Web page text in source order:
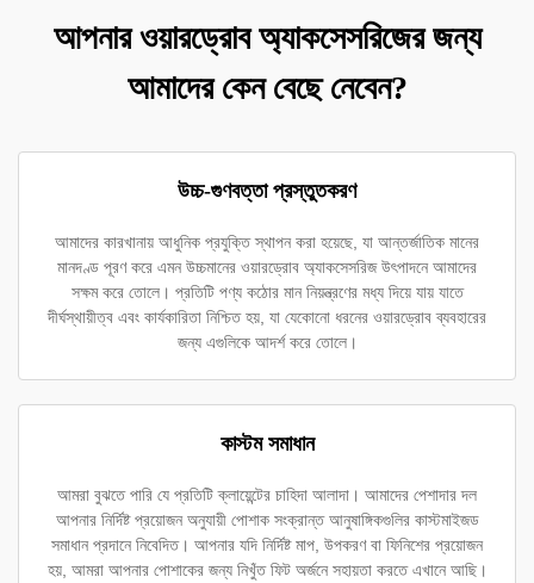
আপনার ওয়ারড্রোব অ্যাকসেসরিজের জন্য
আমাদের কেন বেছে নেবেন?
উচ্চ-গুণবত্তা প্রস্তুতকরণ
আমাদের কারখানায় আধুনিক প্রযুক্তি স্থাপন করা হয়েছে, যা আন্তর্জাতিক মানের
মানদণ্ড পূরণ করে এমন উচ্চমানের ওয়ারড্রোব অ্যাকসেসরিজ উৎপাদনে আমাদের
সক্ষম করে তোলে। প্রতিটি পণ্য কঠোর মান নিয়ন্ত্রণের মধ্য দিয়ে যায় যাতে
দীর্ঘস্থায়ীত্ব এবং কার্যকারিতা নিশ্চিত হয়, যা যেকোনো ধরনের ওয়ারড্রোব ব্যবহারের
জন্য এগুলিকে আদর্শ করে তোলে।
কাস্টম সমাধান
আমরা বুঝতে পারি যে প্রতিটি ক্লায়েন্টের চাহিদা আলাদা। আমাদের পেশাদার দল
আপনার নির্দিষ্ট প্রয়োজন অনুযায়ী পোশাক সংক্রান্ত আনুষাঙ্গিকগুলির কাস্টমাইজড
সমাধান প্রদানে নিবেদিত। আপনার যদি নির্দিষ্ট মাপ, উপকরণ বা ফিনিশের প্রয়োজন
হয়, আমরা আপনার পোশাকের জন্য নিখুঁত ফিট অর্জনে সহায়তা করতে এখানে আছি।